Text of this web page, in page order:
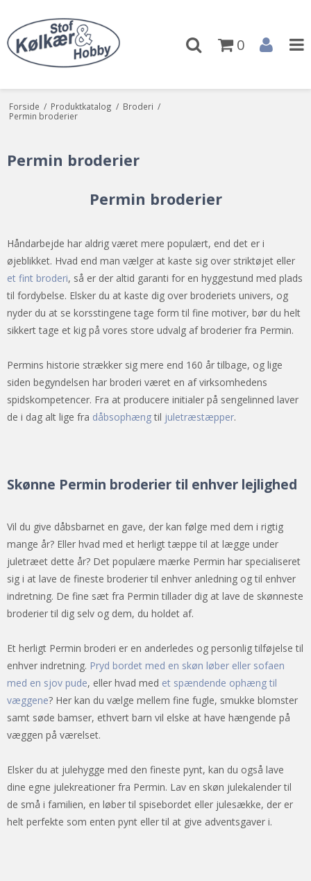
0
Forside / Produktkatalog / Broderi /
Permin broderier
Permin broderier
Permin broderier
Håndarbejde har aldrig været mere populært, end det er i
øjeblikket. Hvad end man vælger at kaste sig over striktøjet eller
et fint broderi, så er der altid garanti for en hyggestund med plads
til fordybelse. Elsker du at kaste dig over broderiets univers, og
nyder du at se korsstingene tage form til fine motiver, bør du helt
sikkert tage et kig på vores store udvalg af broderier fra Permin.
Permins historie strækker sig mere end 160 år tilbage, og lige
siden begyndelsen har broderi været en af virksomhedens
spidskompetencer. Fra at producere initialer på sengelinned laver
de i dag alt lige fra dåbsophængtil juletræstæpper.
Skønne Permin broderier til enhver lejlighed
Vil du give dåbsbarnet en gave, der kan følge med dem i rigtig
mange år? Eller hvad med et herligt tæppe til at lægge under
juletræet dette år? Det populære mærke Permin har specialiseret
sig i at lave de fineste broderier til enhver anledning og til enhver
indretning. De fine sæt fra Permin tillader dig at lave de skønneste
broderier til dig selv og dem, du holdet af.
Et herligt Permin broderi er en anderledes og personlig tilføjelse til
enhver indretning. Pryd bordet med en skøn løber eller sofaen
med en sjov pude, eller hvad med et spændende ophæng til
væggene? Her kan du vælge mellem fine fugle, smukke blomster
samt søde bamser, ethvert barn vil elske at have hængende på
væggen på værelset.
Elsker du at julehygge med den fineste pynt, kan du også lave
dine egne julekreationer fra Permin. Lav en skøn julekalender til
de små i familien, en løber til spisebordet eller julesække, der er
helt perfekte som enten pynt eller til at give adventsgaver i.